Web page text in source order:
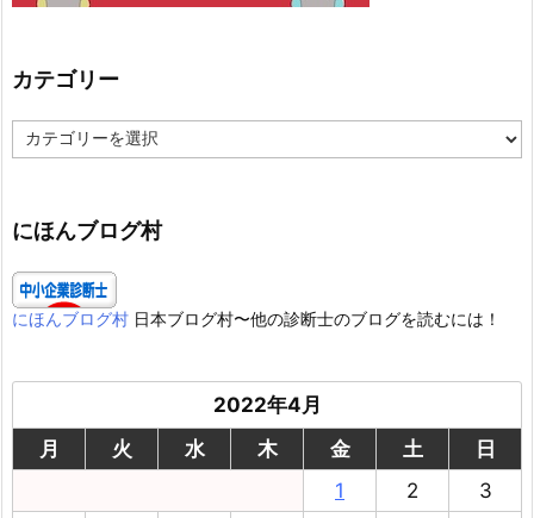
カテゴリー
テ
ー
にほんブログ村
にほんブログ村 日本ブログ村〜他の診断士のブログを読むには！
2022年4月
月
火 水 木 金 土
日
1
2
3